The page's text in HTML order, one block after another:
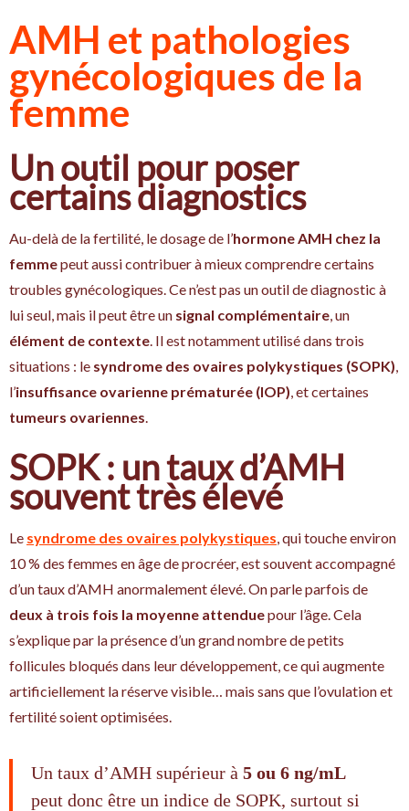
AMH et pathologies
gynécologiques de la
femme
Un outil pour poser
certains diagnostics
Au-delà de la fertilité, le dosage de l’hormone AMH chez la
femmepeut aussi contribuer à mieux comprendre certains
troubles gynécologiques. Ce n’est pas un outil de diagnostic à
lui seul, mais il peut être un signal complémentaire, un
élément de contexte. Il est notamment utilisé dans trois
situations : le syndrome des ovaires polykystiques (SOPK),
l’insuffisance ovarienne prématurée (IOP), et certaines
tumeurs ovariennes.
SOPK : un taux d’AMH
souvent très élevé
Le syndrome des ovaires polykystiques, qui touche environ
10 % des femmes en âge de procréer, est souvent accompagné
d’un taux d’AMH anormalement élevé. On parle parfois de
deux à trois fois la moyenne attenduepour l’âge. Cela
s’explique par la présence d’un grand nombre de petits
follicules bloqués dans leur développement, ce qui augmente
artificiellement la réserve visible… mais sans que l’ovulation et
fertilité soient optimisées.
Un taux d’AMH supérieur à 5 ou 6 ng/mL
peut donc être un indice de SOPK, surtout si